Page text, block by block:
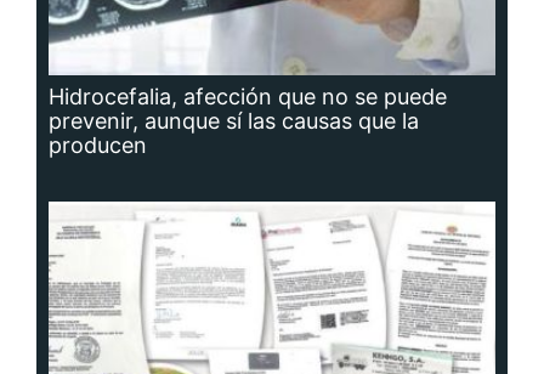
Hidrocefalia, afección que no se puede
prevenir, aunque sí las causas que la
producen